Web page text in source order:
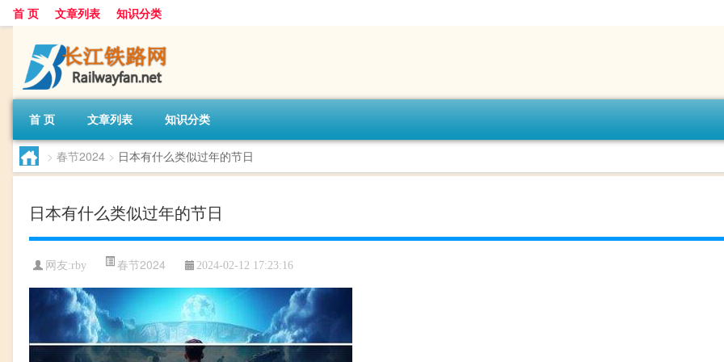
首 页 文章列表 知识分类
首 页 文章列表 知识分类
> 春节2024 > 日本有什么类似过年的节日
日本有什么类似过年的节日
网友:rby 春节2024 2024-02-12 17:23:16